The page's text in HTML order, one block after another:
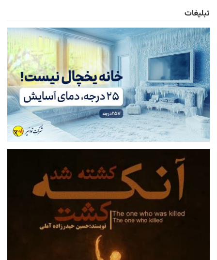
تبلیغات